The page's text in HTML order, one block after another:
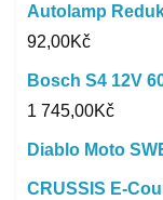
Autolamp
92,00Kč
Bosch S4 12V
1 745,00Kč
Diablo Moto
CRUSSIS E-